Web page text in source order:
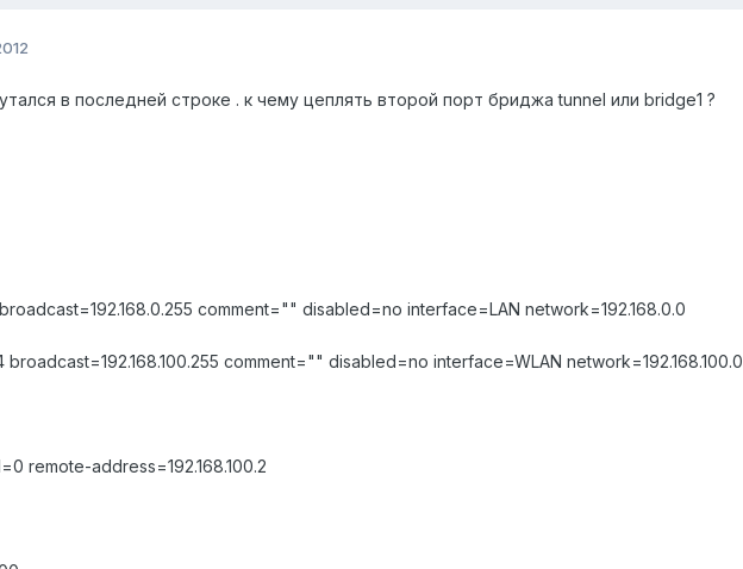
в последней строке . к чему цеплять второй порт бриджа tunnel или bridge1 ?
comment="" disabled=no interface=LAN network=192.168.0.0
broadcast=192.168.100.255 comment="" disabled=no interface=WLAN network=192.168.100.0
remote-address=192.168.100.2